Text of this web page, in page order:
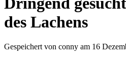
des Lachens
Gespeichert von conny am 16